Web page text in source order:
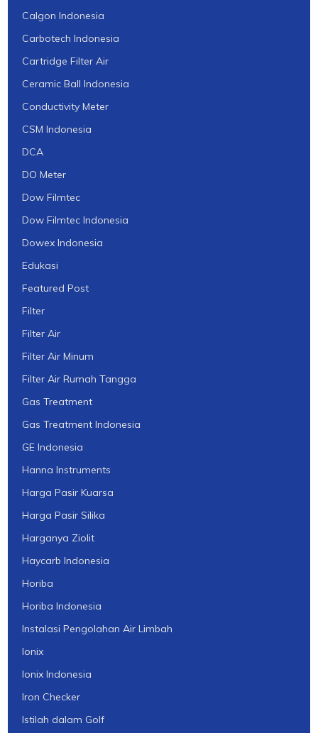
Calgon Indonesia
Carbotech Indonesia
Cartridge Filter Air
Ceramic Ball Indonesia
Conductivity Meter
CSM Indonesia
DCA
DO Meter
Dow Filmtec
Dow Filmtec Indonesia
Dowex Indonesia
Edukasi
Featured Post
Filter
Filter Air
Filter Air Minum
Filter Air Rumah Tangga
Gas Treatment
Gas Treatment Indonesia
GE Indonesia
Hanna Instruments
Harga Pasir Kuarsa
Harga Pasir Silika
Harganya Ziolit
Haycarb Indonesia
Horiba
Horiba Indonesia
Instalasi Pengolahan Air Limbah
Ionix
Ionix Indonesia
Iron Checker
Istilah dalam Golf